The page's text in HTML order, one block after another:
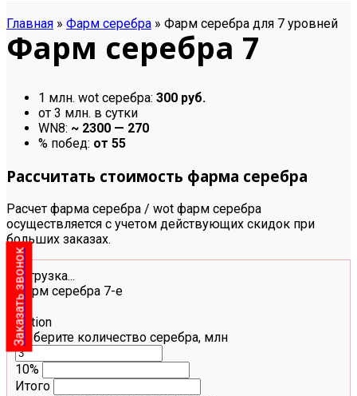
Главная » Фарм серебра » Фарм серебра для 7 уровней
Фарм серебра 7
1 млн. wot серебра: 300 руб.
от 3 млн. в сутки
WN8: ~ 2300 — 270
% побед: от 55
Рассчитать стоимость фарма серебра
Расчет фарма серебра / wot фарм серебра
осуществляется с учетом действующих скидок при
больших заказах.
Загрузка...
Фарм серебра 7-е
Option
Выберите количество серебра, млн
10%
Итого
Заказать звонок